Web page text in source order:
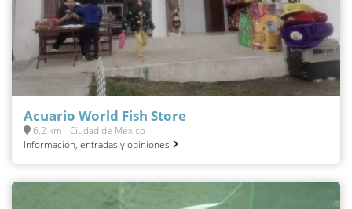
Acuario World Fish Store
6.2 km - Ciudad de México
Información, entradas y opiniones